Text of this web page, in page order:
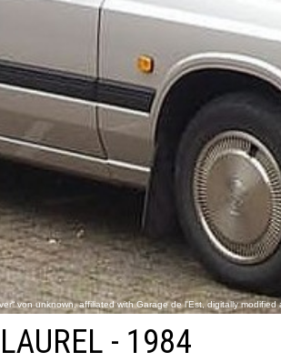
von unknown, affiliated with Garage de l'Est, digitally
- 1984